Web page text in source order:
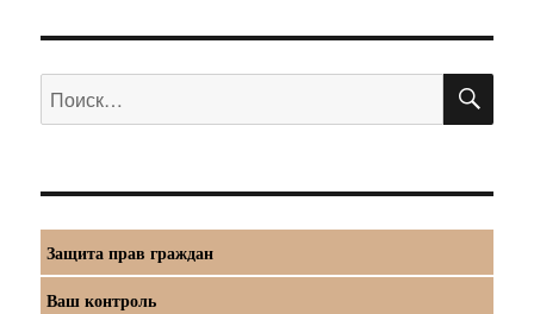
Искать:
Защита прав граждан
Ваш контроль